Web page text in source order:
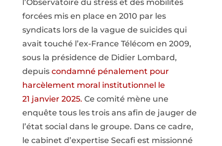
l’Observatoire du stress et des mobilités
forcées mis en place en 2010 par les
syndicats lors de la vague de suicides qui
avait touché l’ex-France Télécom en 2009,
sous la présidence de Didier Lombard,
depuis condamné pénalement pour
harcèlement moral institutionnel le
21 janvier 2025. Ce comité mène une
enquête tous les trois ans afin de jauger de
l’état social dans le groupe. Dans ce cadre,
le cabinet d’expertise Secafi est missionné